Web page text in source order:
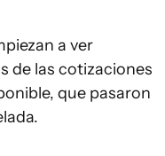
a ver
de las cotizaciones
que pasaron